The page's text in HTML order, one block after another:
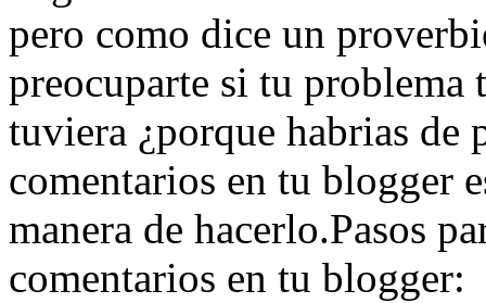
pero como dice un
preocuparte si tu
tuviera ¿porque habrias de
comentarios en tu blogger
manera de hacerlo.Pasos
comentarios en tu blogger: